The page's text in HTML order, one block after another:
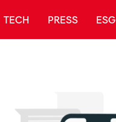
TECH PRESS ESG